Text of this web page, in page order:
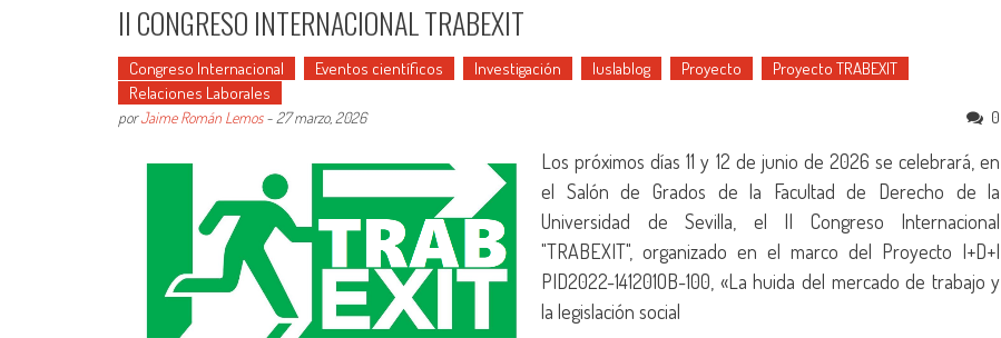
II CONGRESO INTERNACIONAL TRABEXIT
Congreso Internacional Eventos científicos Investigación Iuslablog Proyecto
Proyecto TRABEXIT
Relaciones Laborales
porJaime Román Lemos- 27 marzo, 2026 0
Los próximos días 11 y 12 de junio de 2026 se celebrará, en
el Salón de Grados de la Facultad de Derecho de la
Universidad de Sevilla, el II Congreso Internacional
"TRABEXIT", organizado en el marco del Proyecto I+D+I
PID2022-141201OB-100, «La huida del mercado de trabajo y
la legislación social